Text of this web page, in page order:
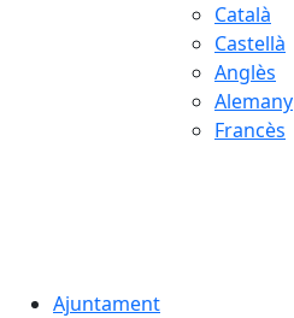
Català
Castellà
Anglès
Alemany
Francès
Ajuntament